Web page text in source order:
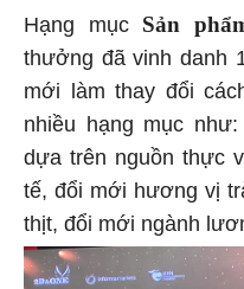
Hạng mục Sản
thưởng đã vinh danh
mới làm thay đổi
nhiều hạng mục
dựa trên nguồn thực
tế, đổi mới hương vị
thịt, đổi mới ngành